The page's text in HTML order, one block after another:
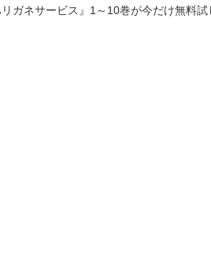
ガネサービス』1～10巻が今だけ無料試